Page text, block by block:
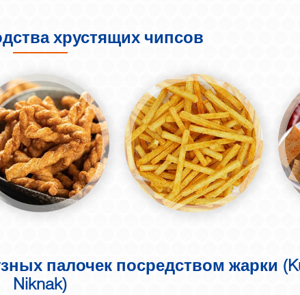
хрустящих чипсов
палочек посредством жарки
Niknak)